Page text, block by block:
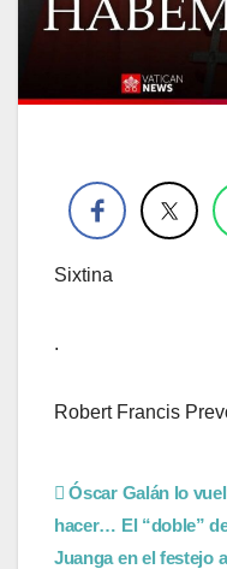
Sixtina
.
Robert Francis
Óscar Galán lo
hacer… El “doble”
Juanga en el festejo